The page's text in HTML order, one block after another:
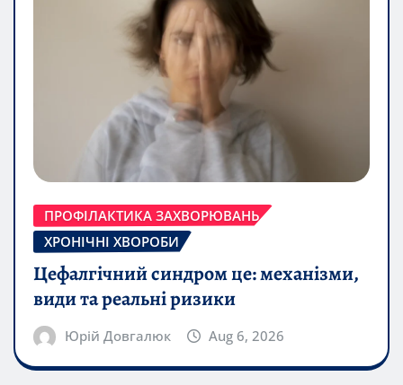
ПРОФІЛАКТИКА ЗАХВОРЮВАНЬ
ХРОНІЧНІ ХВОРОБИ
Цефалгічний синдром це: механізми,
види та реальні ризики
Юрій Довгалюк Aug 6, 2026